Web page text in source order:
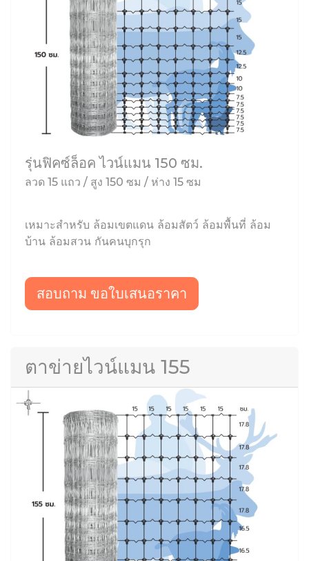
รุ่นฟิคซ์ล็อค ไวน์แมน 150 ซม.
ลวด 15 แถว / สูง 150 ซม / ห่าง 15 ซม
เหมาะสำหรับ ล้อมเขตแดน ล้อมสัตว์ ล้อมพื้นที่ ล้อม
บ้าน ล้อมสวน กันคนบุกรุก
สอบถาม ขอใบเสนอราคา
ตาข่ายไวน์แมน 155